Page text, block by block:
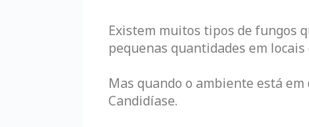
Existem muitos tipos de fungos
pequenas quantidades em
Mas quando o ambiente está
Candidíase.